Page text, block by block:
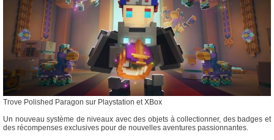
Trove Polished Paragon sur Playstation et XBox
Un nouveau système de niveaux avec des objets à collectionner, des badges et
des récompenses exclusives pour de nouvelles aventures passionnantes.